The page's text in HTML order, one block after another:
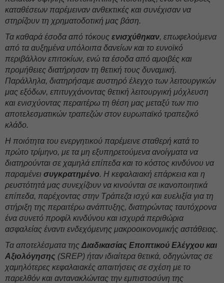
καταθέσεων παρέμειναν ανθεκτικές και συνέχισαν να
στηρίζουν τη χρηματοδοτική μας βάση.
Τα καθαρά έσοδα από τόκους ενισχύθηκαν, επωφελούμενα
από τα αυξημένα υπόλοιπα δανείων και το ευνοϊκό
περιβάλλον επιτοκίων, ενώ τα έσοδα από αμοιβές και
προμήθειες διατήρησαν τη θετική τους δυναμική.
Παράλληλα, διατηρήσαμε αυστηρό έλεγχο των λειτουργικών
μας εξόδων, επιτυγχάνοντας θετική λειτουργική μόχλευση
και ενισχύοντας περαιτέρω τη θέση μας μεταξύ των πιο
αποτελεσματικών τραπεζών στον ευρωπαϊκό τραπεζικό
κλάδο.
Η ποιότητα του ενεργητικού παρέμεινε σταθερή κατά το
πρώτο τρίμηνο, με τα μη εξυπηρετούμενα ανοίγματα να
διατηρούνται σε χαμηλά επίπεδα και το κόστος κινδύνου να
παραμένει συγκρατημένο. Η κεφαλαιακή επάρκεια και η
ρευστότητά μας συνεχίζουν να κινούνται σε ικανοποιητικά
επίπεδα, παρέχοντας στην Τράπεζα ισχύ και ευελιξία για τη
στήριξη της περαιτέρω ανάπτυξης, διατηρώντας ταυτόχρονα
ένα συνετό προφίλ κινδύνου και ισχυρά περιθώρια
ασφαλείας έναντι ενδεχόμενης μακροοικονομικής αστάθειας.
Τα αποτελέσματα της Διαδικασίας Εποπτικού Ελέγχου και
Αξιολόγησης (SREP) ήταν ιδιαίτερα θετικά, οδηγώντας σε
χαμηλότερες κεφαλαιακές απαιτήσεις σε σχέση με το
παρελθόν και αντανακλώντας την εμπιστοσύνη της